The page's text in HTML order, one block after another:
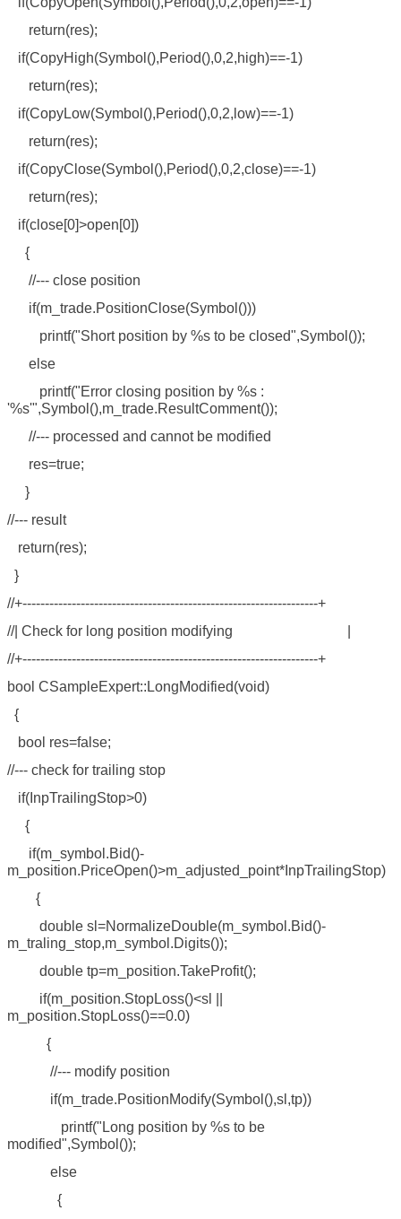
return(res);
if(CopyHigh(Symbol(),Period(),0,2,high)==-1)
return(res);
if(CopyLow(Symbol(),Period(),0,2,low)==-1)
return(res);
if(CopyClose(Symbol(),Period(),0,2,close)==-1)
return(res);
if(close[0]>open[0])
{
//--- close position
if(m_trade.PositionClose(Symbol()))
printf("Short position by %s to be closed",Symbol());
else
printf("Error closing position by %s :
'%s'",Symbol(),m_trade.ResultComment());
//--- processed and cannot be modified
res=true;
}
//--- result
return(res);
}
//+------------------------------------------------------------------+
//| Check for long position modifying |
//+------------------------------------------------------------------+
bool CSampleExpert::LongModified(void)
{
bool res=false;
//--- check for trailing stop
if(InpTrailingStop>0)
{
if(m_symbol.Bid()-
m_position.PriceOpen()>m_adjusted_point*InpTrailingStop)
{
double sl=NormalizeDouble(m_symbol.Bid()-
m_traling_stop,m_symbol.Digits());
double tp=m_position.TakeProfit();
if(m_position.StopLoss()<sl ||
m_position.StopLoss()==0.0)
{
//--- modify position
if(m_trade.PositionModify(Symbol(),sl,tp))
printf("Long position by %s to be
modified",Symbol());
else
{